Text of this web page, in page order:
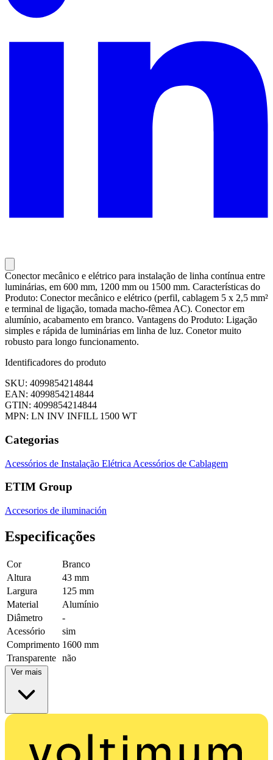
Conector mecânico e elétrico para instalação de linha contínua entre
luminárias, em 600 mm, 1200 mm ou 1500 mm. Características do
Produto: Conector mecânico e elétrico (perfil, cablagem 5 x 2,5 mm²
e terminal de ligação, tomada macho-fêmea AC). Conector em
alumínio, acabamento em branco. Vantagens do Produto: Ligação
simples e rápida de luminárias em linha de luz. Conetor muito
robusto para longo funcionamento.
Identificadores do produto
SKU: 4099854214844
EAN: 4099854214844
GTIN: 4099854214844
MPN: LN INV INFILL 1500 WT
Categorias
Acessórios de Instalação Elétrica Acessórios de Cablagem
ETIM Group
Accesorios de iluminación
Especificações
Cor
Branco
Altura
43 mm
Largura
125 mm
Material
Alumínio
Diâmetro
-
Acessório
sim
Comprimento 1600 mm
Transparente não
Ver mais